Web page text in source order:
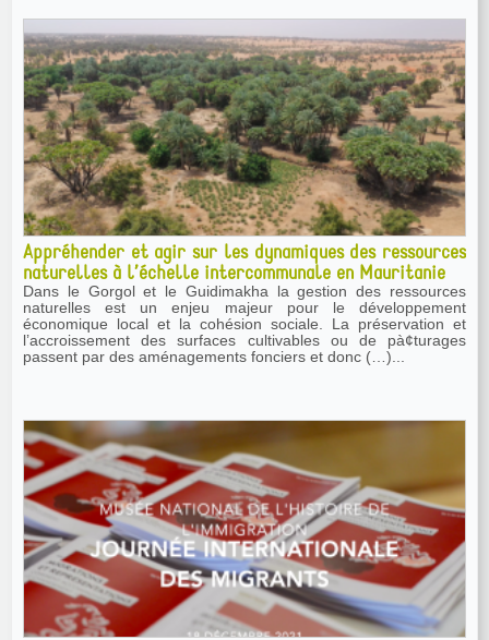
Appréhender et agir sur les dynamiques des ressources
naturelles à l’échelle intercommunale en Mauritanie
Dans le Gorgol et le Guidimakha la gestion des ressources
naturelles est un enjeu majeur pour le développement
économique local et la cohésion sociale. La préservation et
l’accroissement des surfaces cultivables ou de pà¢turages
passent par des aménagements fonciers et donc (…)...